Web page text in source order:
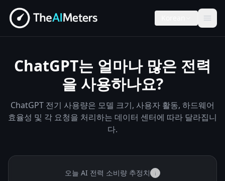
ChatGPT는 얼마나 많은 전력
을 사용하나요?
ChatGPT 전기 사용량은 모델 크기, 사용자 활동, 하드웨어
효율성 및 각 요청을 처리하는 데이터 센터에 따라 달라집니
다.
오늘 AI 전력 소비량 추정치 i